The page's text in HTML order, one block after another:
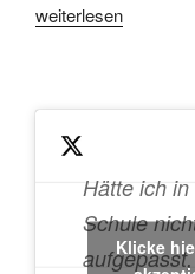
„Diesel
weiterlesen
Hätte ich
Schule
Klicke